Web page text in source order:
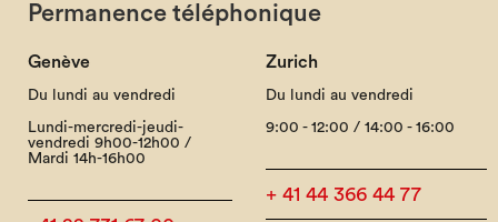
Permanence téléphonique
Genève
Du lundi au vendredi
Lundi-mercredi-jeudi-
vendredi 9h00-12h00 /
Mardi 14h-16h00
Zurich
Du lundi au vendredi
9:00 - 12:00 / 14:00 - 16:00
+ 41 44 366 44 77